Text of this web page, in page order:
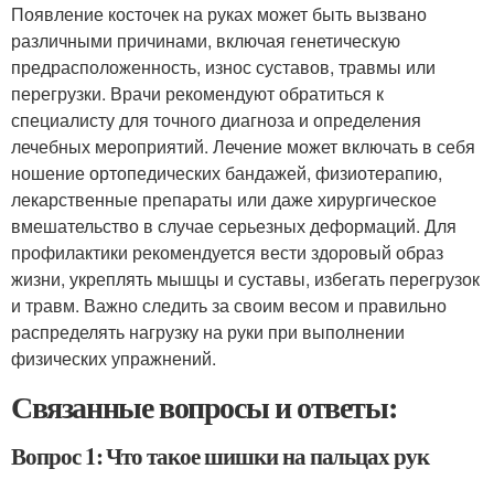
Появление косточек на руках может быть вызвано
различными причинами, включая генетическую
предрасположенность, износ суставов, травмы или
перегрузки. Врачи рекомендуют обратиться к
специалисту для точного диагноза и определения
лечебных мероприятий. Лечение может включать в себя
ношение ортопедических бандажей, физиотерапию,
лекарственные препараты или даже хирургическое
вмешательство в случае серьезных деформаций. Для
профилактики рекомендуется вести здоровый образ
жизни, укреплять мышцы и суставы, избегать перегрузок
и травм. Важно следить за своим весом и правильно
распределять нагрузку на руки при выполнении
физических упражнений.
Связанные вопросы и ответы:
Вопрос 1: Что такое шишки на пальцах рук